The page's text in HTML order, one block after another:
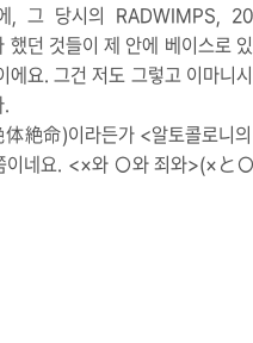
, 그 당시의 RADWIMPS,
던 것들이 제 안에 베이스로
에요. 그건 저도 그렇고 이마니
.
絶命)이라든가 <알토콜로니
이네요. <×와 ○와 죄와>(×と